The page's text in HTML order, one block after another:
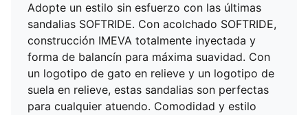
Adopte un estilo sin esfuerzo con las últimas
sandalias SOFTRIDE. Con acolchado SOFTRIDE,
construcción IMEVA totalmente inyectada y
forma de balancín para máxima suavidad. Con
un logotipo de gato en relieve y un logotipo de
suela en relieve, estas sandalias son perfectas
para cualquier atuendo. Comodidad y estilo